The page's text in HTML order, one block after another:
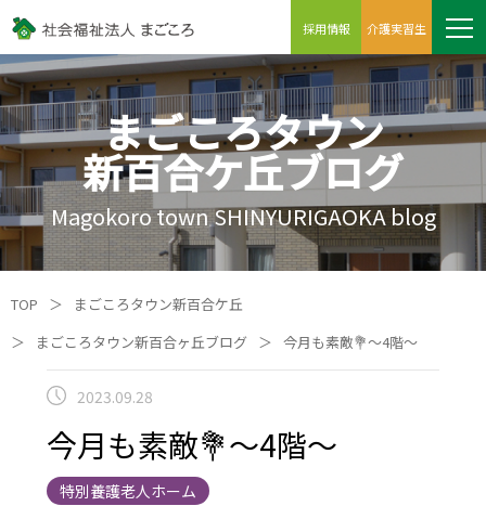
採用情報 介護実習生
まごころタウン
新百合ケ丘ブログ
Magokoro town SHINYURIGAOKA blog
TOP ＞
まごころタウン新百合ケ丘
＞
まごころタウン新百合ヶ丘ブログ ＞ 今月も素敵💐～4階～
2023.09.28
今月も素敵💐～4階～
特別養護老人ホーム